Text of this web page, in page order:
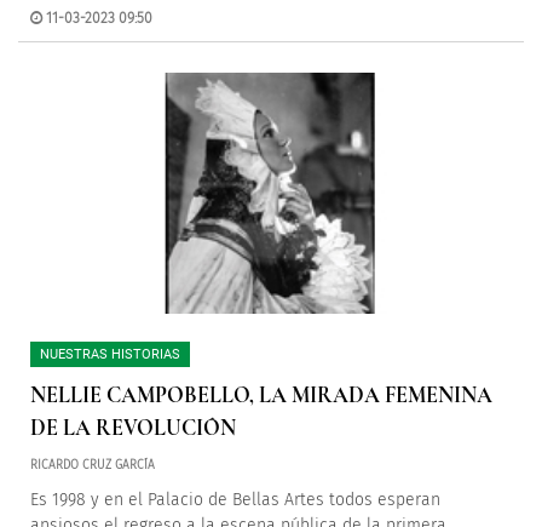
11-03-2023 09:50
NUESTRAS HISTORIAS
NELLIE CAMPOBELLO, LA MIRADA FEMENINA
DE LA REVOLUCIÓN
RICARDO CRUZ GARCÍA
Es 1998 y en el Palacio de Bellas Artes todos esperan